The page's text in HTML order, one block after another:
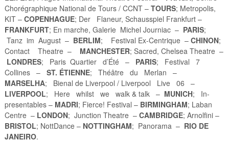
Chorégraphique National de Tours / CCNT – TOURS; Metropolis,
KIT – COPENHAGUE; Der Flaneur, Schausspiel Frankfurt –
FRANKFURT; En marche, Galerie Michel Journiac – PARIS;
Tanz im August – BERLIM; Festival Ex-Centrique – CHINON;
Contact Theatre – MANCHESTER; Sacred, Chelsea Theatre –
LONDRES; Paris Quartier d’Été – PARIS; Festival 7
Collines – ST. ÉTIENNE; Théâtre du Merlan –
MARSELHA; Bienal de Liverpool / Liverpool Live 06 –
LIVERPOOL; Here whilst we walk & talk – MUNICH; In-
presentables – MADRI; Fierce! Festival – BIRMINGHAM; Laban
Centre – LONDON; Junction Theatre – CAMBRIDGE; Arnolfini –
BRISTOL; NottDance – NOTTINGHAM; Panorama – RIO DE
JANEIRO.